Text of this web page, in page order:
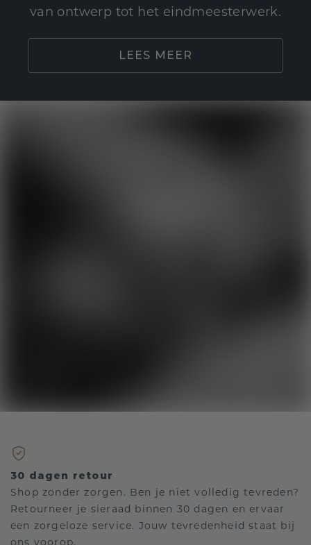
van ontwerp tot het eindmeesterwerk.
LEES MEER
30 dagen retour
Shop zonder zorgen. Ben je niet volledig tevreden?
Retourneer je sieraad binnen 30 dagen en ervaar
een zorgeloze service. Jouw tevredenheid staat bij
ons voorop.